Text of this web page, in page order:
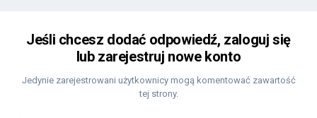
Jeśli chcesz dodać odpowiedź, zaloguj się
lub zarejestruj nowe konto
Jedynie zarejestrowani użytkownicy mogą komentować zawartość
tej strony.